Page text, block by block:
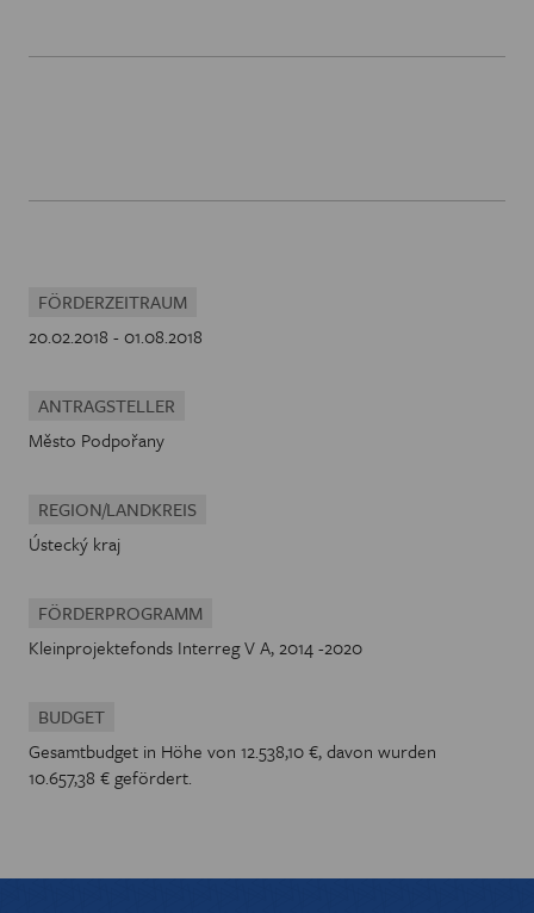
FÖRDERZEITRAUM
20.02.2018 - 01.08.2018
ANTRAGSTELLER
Město Podpořany
REGION/LANDKREIS
Ústecký kraj
FÖRDERPROGRAMM
Kleinprojektefonds Interreg V A, 2014 -2020
BUDGET
Gesamtbudget in Höhe von 12.538,10 €, davon wurden
10.657,38 € gefördert.